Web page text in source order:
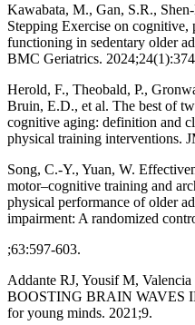
Kawabata, M., Gan, S.R.,
Stepping Exercise on
functioning in sedentary older
BMC Geriatrics.
Herold, F., Theobald, P.,
Bruin, E.D., et al. The best of
cognitive aging: definition and
physical training interventions.
Song, C.-Y., Yuan, W.
motor–cognitive training and
physical performance of older
impairment: A randomized
;63:597-603.
Addante RJ, Yousif M,
BOOSTING BRAIN WAVES
for young minds. 2021;9.